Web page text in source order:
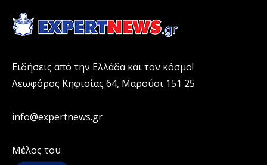
Ειδήσεις από την Ελλάδα και τον κόσμο!
Λεωφόρος Κηφισίας 64, Μαρούσι 151 25
info@expertnews.gr
Μέλος του